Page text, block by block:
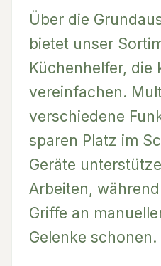
Über die
bietet unser
Küchenhelfer, die
vereinfachen.
verschiedene
sparen Platz im
Geräte
Arbeiten,
Griffe an
Gelenke schonen.